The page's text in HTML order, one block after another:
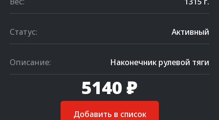
Статус: Активный
Описание: Наконечник рулевой тяги
5140 ₽
Добавить в список